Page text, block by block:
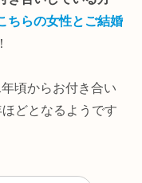
ちらの女性とご結婚
頃からお付き合い
どとなるようです